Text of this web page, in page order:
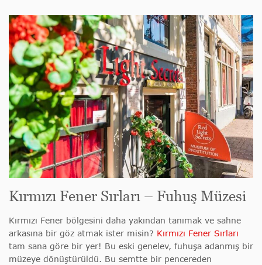
Kırmızı Fener Sırları – Fuhuş Müzesi
Kırmızı Fener bölgesini daha yakından tanımak ve sahne
arkasına bir göz atmak ister misin? Kırmızı Fener Sırları
tam sana göre bir yer! Bu eski genelev, fuhuşa adanmış bir
müzeye dönüştürüldü. Bu semtte bir pencereden